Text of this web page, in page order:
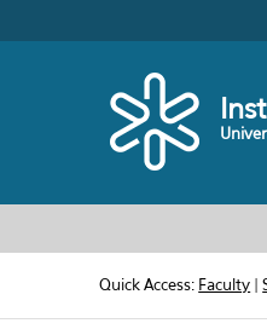
Quick Access: Faculty |